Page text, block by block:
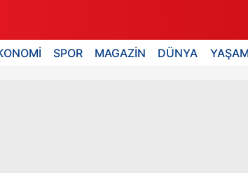
SPOR MAGAZİN DÜNYA YAŞAM